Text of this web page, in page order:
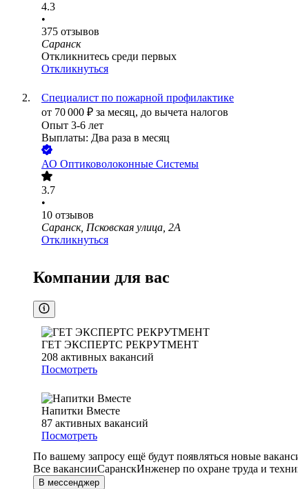
4.3
•
375 отзывов
Саранск
Откликнитесь среди первых
Откликнуться
Специалист по пожарной профилактике
от 70 000 ₽ за месяц, до вычета налогов
Опыт 3-6 лет
Выплаты: Два раза в месяц
АО Оптиковолоконные Системы
3.7
•
10 отзывов
Саранск, Псковская улица, 2А
Откликнуться
Компании для вас
ГЕТ ЭКСПЕРТС РЕКРУТМЕНТ
208 активных вакансий
Посмотреть
Напитки Вместе
87 активных вакансий
Посмотреть
По вашему запросу ещё будут появляться новые
Все вакансииСаранскИнженер по охране труда и
В мессенджер